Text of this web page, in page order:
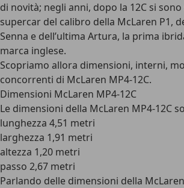
di novità; negli anni, dopo la 12C si
supercar del calibro della McLaren P1,
Senna e dell’ultima Artura, la prima
marca inglese.
Scopriamo allora dimensioni, interni,
concorrenti di McLaren MP4-12C.
Dimensioni McLaren MP4-12C
Le dimensioni della McLaren MP4-12C
lunghezza 4,51 metri
larghezza 1,91 metri
altezza 1,20 metri
passo 2,67 metri
Parlando delle dimensioni della